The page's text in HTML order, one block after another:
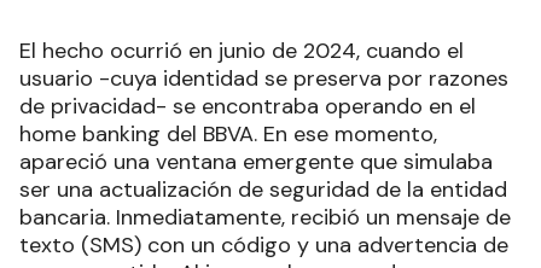
El hecho ocurrió en junio de 2024, cuando el
usuario -cuya identidad se preserva por razones
de privacidad- se encontraba operando en el
home banking del BBVA. En ese momento,
apareció una ventana emergente que simulaba
ser una actualización de seguridad de la entidad
bancaria. Inmediatamente, recibió un mensaje de
texto (SMS) con un código y una advertencia de